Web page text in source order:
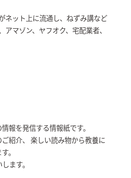
ネット上に流通し、ねずみ講など
マゾン、ヤフオク、宅配業者、
報を発信する情報紙です。
紹介、 楽しい読み物から教養に
。
ます。